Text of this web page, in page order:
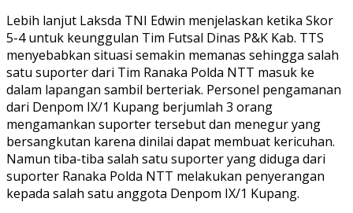
Lebih lanjut Laksda TNI Edwin menjelaskan ketika Skor
5-4 untuk keunggulan Tim Futsal Dinas P&K Kab. TTS
menyebabkan situasi semakin memanas sehingga salah
satu suporter dari Tim Ranaka Polda NTT masuk ke
dalam lapangan sambil berteriak. Personel pengamanan
dari Denpom IX/1 Kupang berjumlah 3 orang
mengamankan suporter tersebut dan menegur yang
bersangkutan karena dinilai dapat membuat kericuhan.
Namun tiba-tiba salah satu suporter yang diduga dari
suporter Ranaka Polda NTT melakukan penyerangan
kepada salah satu anggota Denpom IX/1 Kupang.